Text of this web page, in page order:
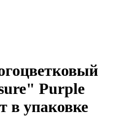
Purple
в упаковке